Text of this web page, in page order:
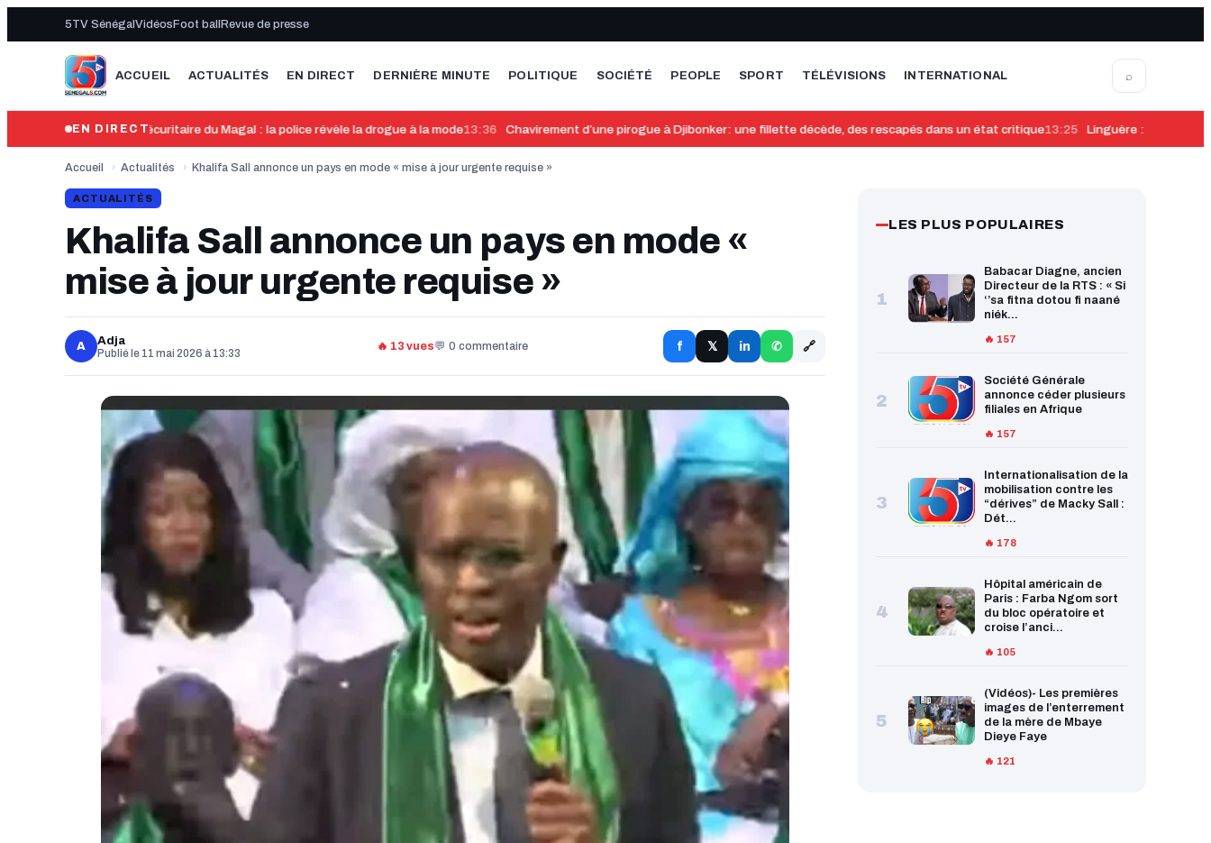
5TV Sénégal Vidéos Foot ball Revue de presse
ACCUEIL ACTUALITÉS EN DIRECT DERNIÈRE MINUTE POLITIQUE SOCIÉTÉ PEOPLE SPORT TÉLÉVISIONS INTERNATIONAL ⌕
EN DIRECT
13:49 Bilan sécuritaire du Magal : la police révèle la drogue à la mode13:36 ​Chavirement d’une pirogue à Djibonker: une fillette décède, des rescapés dans un état critique13:25 ​Linguère : un jeune de
Accueil › Actualités › Khalifa Sall annonce un pays en mode « mise à jour urgente requise »
ACTUALITÉS
Khalifa Sall annonce un pays en mode «
mise à jour urgente requise »
A Adja
Publié le 11 mai 2026 à 13:33
🔥 13 vues💬 0 commentaire f 𝕏 in ✆ 🔗
LES PLUS POPULAIRES
1
Babacar Diagne, ancien
Directeur de la RTS : « Si
‘’sa fitna dotou fi naané
niék...
🔥 157
2
Société Générale
annonce céder plusieurs
filiales en Afrique
🔥 157
3
Internationalisation de la
mobilisation contre les
“dérives” de Macky Sall :
Dét...
🔥 178
4
Hôpital américain de
Paris : Farba Ngom sort
du bloc opératoire et
croise l’anci...
🔥 105
5
(Vidéos)- Les premières
images de l’enterrement
de la mère de Mbaye
Dieye Faye
🔥 121